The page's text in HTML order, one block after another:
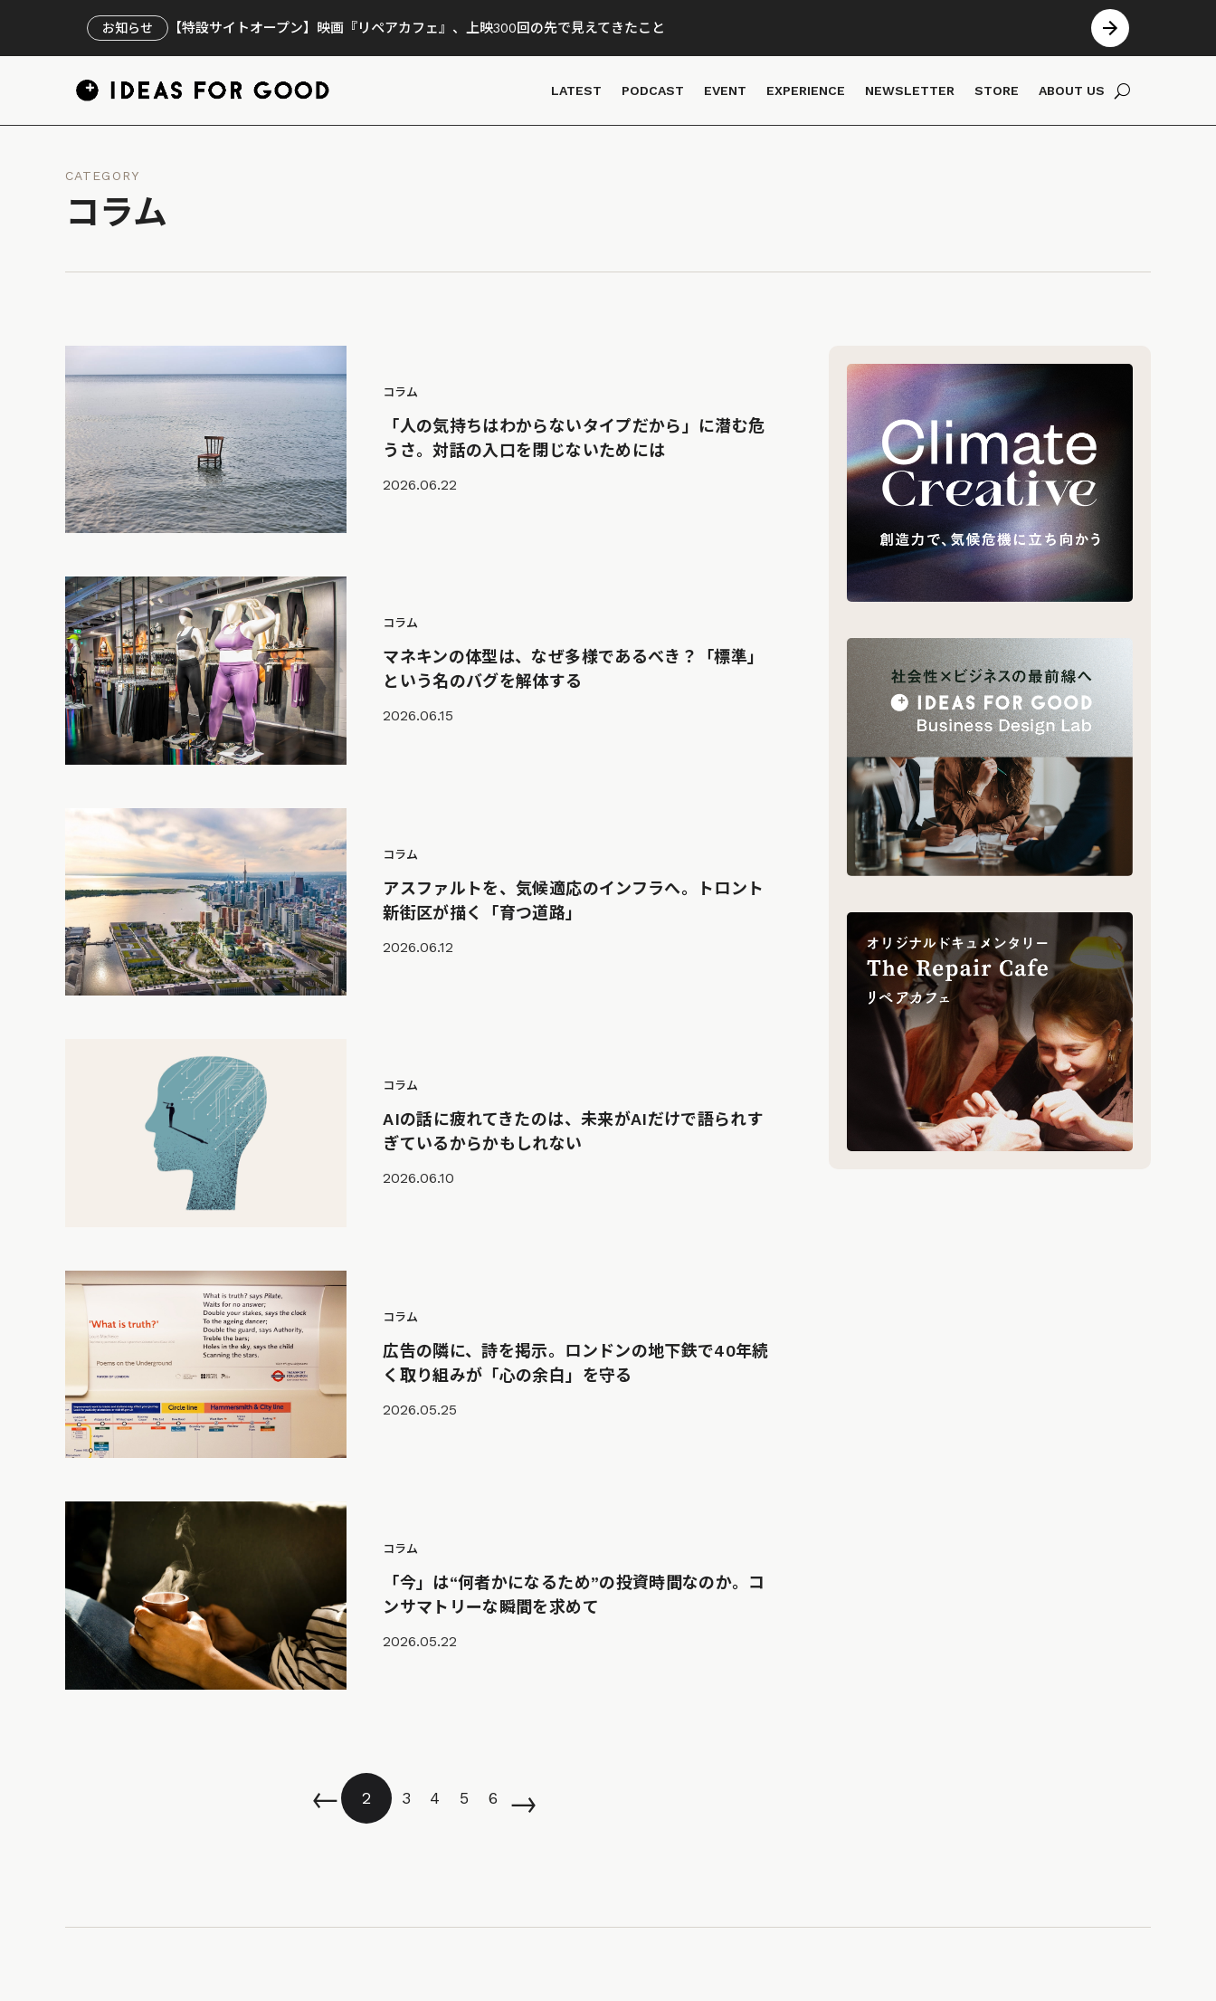
お知らせ 【特設サイトオープン】映画『リペアカフェ』、上映300回の先で見えてきたこと
LATEST PODCAST EVENT EXPERIENCE NEWSLETTER STORE ABOUT US
CATEGORY
コラム
コラム
「人の気持ちはわからないタイプだから」に潜む危
うさ。対話の入口を閉じないためには
2026.06.22
コラム
マネキンの体型は、なぜ多様であるべき？「標準」
という名のバグを解体する
2026.06.15
コラム
アスファルトを、気候適応のインフラへ。トロント
新街区が描く「育つ道路」
2026.06.12
コラム
AIの話に疲れてきたのは、未来がAIだけで語られす
ぎているからかもしれない
2026.06.10
コラム
広告の隣に、詩を掲示。ロンドンの地下鉄で40年続
く取り組みが「心の余白」を守る
2026.05.25
コラム
「今」は“何者かになるため”の投資時間なのか。コ
ンサマトリーな瞬間を求めて
2026.05.22
← 2 3 4 5 6 →